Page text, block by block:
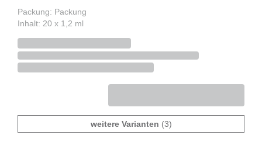
Packung: Packung
Inhalt: 20 x 1,2 ml
weitere Varianten (3)